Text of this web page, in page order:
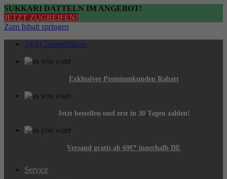
SUKKARI DATTELN IM ANGEBOT!
JETZT ZUGREIFEN!
Zum Inhalt springen
(4,8) TrustedShops
Exklusiver Premiumkunden Rabatt
Jetzt bestellen und erst in 30 Tagen zahlen!
Versand gratis ab 69€* innerhalb DE
Service